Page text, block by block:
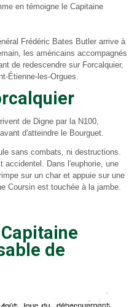
en témoigne le Capitaine
Frédéric Bates Butler arrive à
les américains accompagnés
de redescendre sur Forcalquier,
Étienne-les-Orgues.
de Digne par la N100,
d'atteindre le Bourguet.
sans combats, ni destructions.
accidentel. Dans l'euphorie, une
sur un char et appuie sur une
Coursin est touchée à la jambe.
de